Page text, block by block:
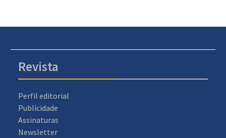
Revista
Perfil editorial
Publicidade
Assinaturas
Newsletter